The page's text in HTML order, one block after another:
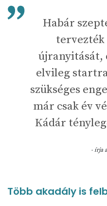
Habár
újranyitását,
elvileg
szükséges
már csak év
Kádár
- írja
Több akadály is